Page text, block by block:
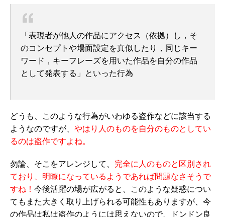
「⁠表現者が他人の作品にアクセス （依拠） し， そ
のコンセプトや場面設定を真似したり， 同じキー
ワード， キーフレーズを用いた作品を自分の作品
として発表する」 といった行為
どうも、このような行為がいわゆる盗作などに該当する
ようなのですが、 やはり人のものを自分のものとしてい
るのは盗作ですよね。
勿論、そこをアレンジして、 完全に人のものと区別され
ており、明瞭になっているようであれば問題なさそうで
すね！ 今後活躍の場が広がると、このような疑惑につい
てもまた大きく取り上げられる可能性もありますが、今
の作品は私は盗作のようには思えないので、ドンドン良